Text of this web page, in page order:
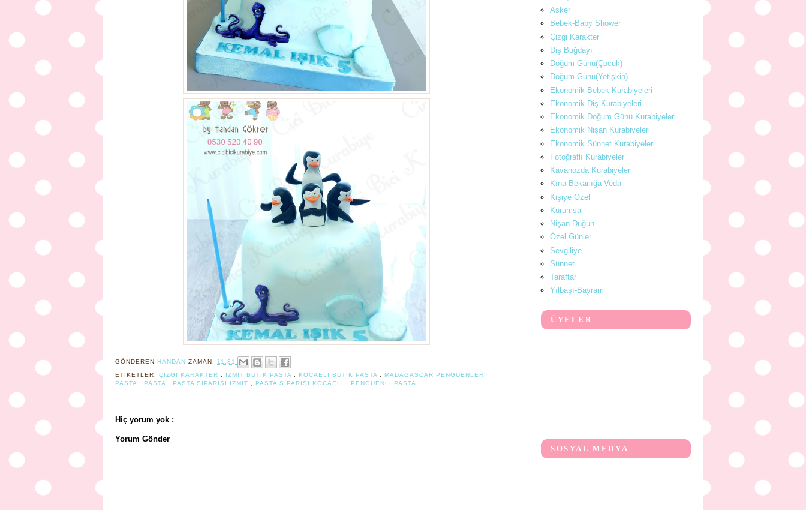
GÖNDEREN HANDAN ZAMAN: 11:31
ETIKETLER: ÇIZGI KARAKTER IZMIT BUTIK PASTA KOCAELI BUTIK PASTA
MADAGASCAR PENGUENLERI
PASTA
PASTA PASTA SIPARIŞI IZMIT PASTA SIPARIŞI KOCAELI PENGUENLI PASTA
Hiç yorum yok :
Yorum Gönder
Asker
Bebek-Baby Shower
Çizgi Karakter
Diş Buğdayı
Doğum Günü(Çocuk)
Doğum Günü(Yetişkin)
Ekonomik Bebek Kurabiyeleri
Ekonomik Diş Kurabiyeleri
Ekonomik Doğum Günü Kurabiyeleri
Ekonomik Nişan Kurabiyeleri
Ekonomik Sünnet Kurabiyeleri
Fotoğraflı Kurabiyeler
Kavanozda Kurabiyeler
Kına-Bekarlığa Veda
Kişiye Özel
Kurumsal
Nişan-Düğün
Özel Günler
Sevgiliye
Sünnet
Taraftar
Yılbaşı-Bayram
ÜYELER
SOSYAL MEDYA